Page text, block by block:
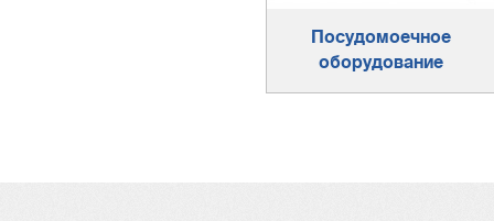
Посудомоечное
оборудование